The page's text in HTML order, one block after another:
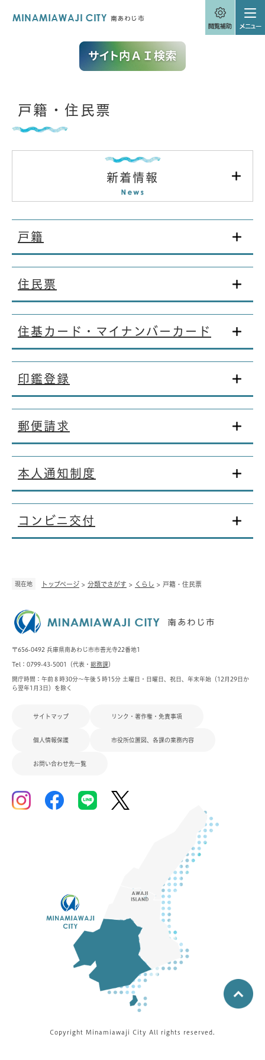
現在地 トップページ > 分類でさがす > くらし > 戸籍・住民票
文戸籍・住民票
新着情報
戸籍
住民票
住基カード・マイナンバーカード
印鑑登録
郵便請求
本人通知制度
コンビニ交付
〒656-0492 兵庫県南あわじ市市善光寺22番地1
Tel：0799-43-5001（代表・ 総務課）
開庁時間：午前８時30分～午後５時15分 土曜日・日曜日、祝日、年末年始（12月29日か
ら翌年1月3日）を除く
サイトマップ リンク・著作権・免責事項
個人情報保護 市役所位置図、各課の業務内容
お問い合わせ先一覧
Copyright Minamiawaji City All rights reserved.